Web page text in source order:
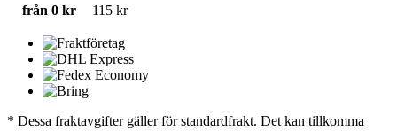
från 0 kr
115 kr
* Dessa fraktavgifter gäller för standardfrakt. Det kan tillkomma